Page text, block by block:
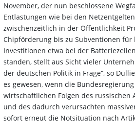
November, der nun beschlossene
Entlastungen wie bei den
zwischenzeitlich in der Öffentlichkeit
Chipförderung bis zu Subventionen für
Investitionen etwa bei der
standen, stellt aus Sicht vieler
der deutschen Politik in Frage“, so
es gewesen, wenn die
wirtschaftlichen Folgen des russischen
und des dadurch verursachten
sofort erneut die Notsituation nach